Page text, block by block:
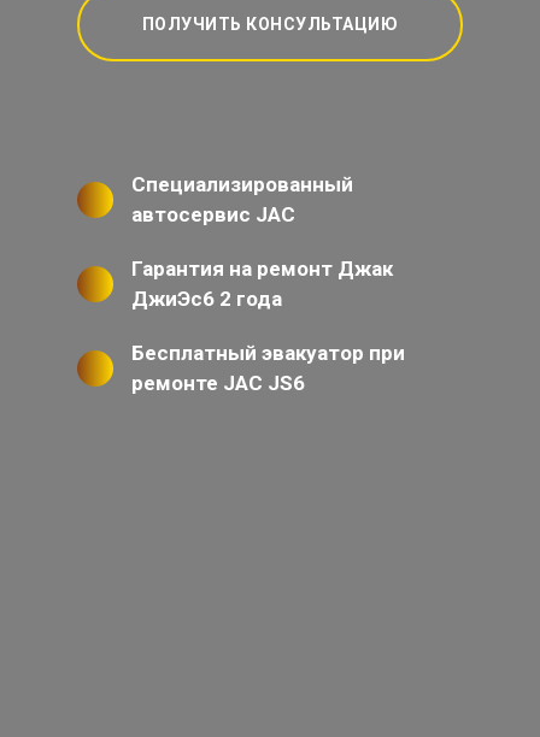
ПОЛУЧИТЬ КОНСУЛЬТАЦИЮ
Специализированный
автосервис JAC
Гарантия на ремонт Джак
ДжиЭс6 2 года
Бесплатный эвакуатор при
ремонте JAC JS6